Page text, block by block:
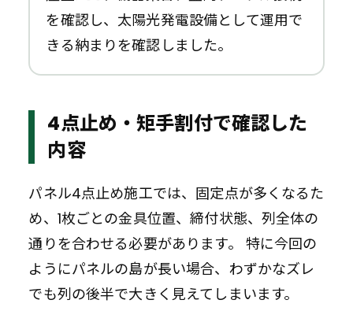
を確認し、太陽光発電設備として運用で
きる納まりを確認しました。
4点止め・矩手割付で確認した
内容
パネル4点止め施工では、固定点が多くなるた
め、1枚ごとの金具位置、締付状態、列全体の
通りを合わせる必要があります。 特に今回の
ようにパネルの島が長い場合、わずかなズレ
でも列の後半で大きく見えてしまいます。